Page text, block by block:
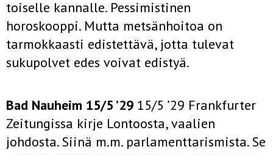
toiselle kannalle. Pessimistinen
horoskooppi. Mutta metsänhoitoa on
tarmokkaasti edistettävä, jotta tulevat
sukupolvet edes voivat edistyä.
Bad Nauheim 15/5 ’29 15/5 ’29 Frankfurter
Zeitungissa kirje Lontoosta, vaalien
johdosta. Siinä m.m. parlamenttarismista. Se